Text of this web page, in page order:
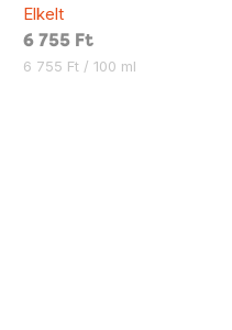
Elkelt
6 755 Ft
Egységár:
6 755 Ft / 100 ml